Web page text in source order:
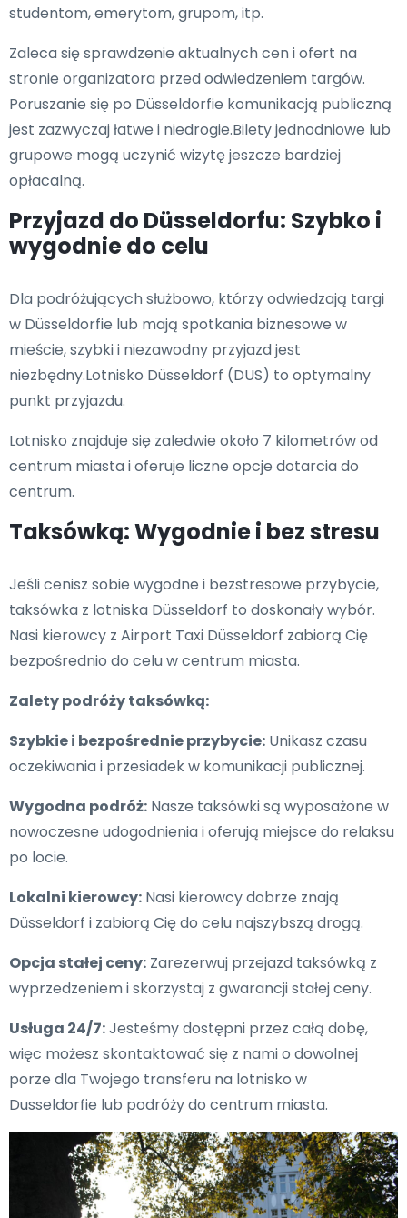
studentom, emerytom, grupom, itp.
Zaleca się sprawdzenie aktualnych cen i ofert na
stronie organizatora przed odwiedzeniem targów.
Poruszanie się po Düsseldorfie komunikacją publiczną
jest zazwyczaj łatwe i niedrogie.Bilety jednodniowe lub
grupowe mogą uczynić wizytę jeszcze bardziej
opłacalną.
Przyjazd do Düsseldorfu: Szybko i
wygodnie do celu
Dla podróżujących służbowo, którzy odwiedzają targi
w Düsseldorfie lub mają spotkania biznesowe w
mieście, szybki i niezawodny przyjazd jest
niezbędny.Lotnisko Düsseldorf (DUS) to optymalny
punkt przyjazdu.
Lotnisko znajduje się zaledwie około 7 kilometrów od
centrum miasta i oferuje liczne opcje dotarcia do
centrum.
Taksówką: Wygodnie i bez stresu
Jeśli cenisz sobie wygodne i bezstresowe przybycie,
taksówka z lotniska Düsseldorf to doskonały wybór.
Nasi kierowcy z Airport Taxi Düsseldorf zabiorą Cię
bezpośrednio do celu w centrum miasta.
Zalety podróży taksówką:
Szybkie i bezpośrednie przybycie: Unikasz czasu
oczekiwania i przesiadek w komunikacji publicznej.
Wygodna podróż: Nasze taksówki są wyposażone w
nowoczesne udogodnienia i oferują miejsce do relaksu
po locie.
Lokalni kierowcy: Nasi kierowcy dobrze znają
Düsseldorf i zabiorą Cię do celu najszybszą drogą.
Opcja stałej ceny: Zarezerwuj przejazd taksówką z
wyprzedzeniem i skorzystaj z gwarancji stałej ceny.
Usługa 24/7:Jesteśmy dostępni przez całą dobę,
więc możesz skontaktować się z nami o dowolnej
porze dla Twojego transferu na lotnisko w
Dusseldorfie lub podróży do centrum miasta.